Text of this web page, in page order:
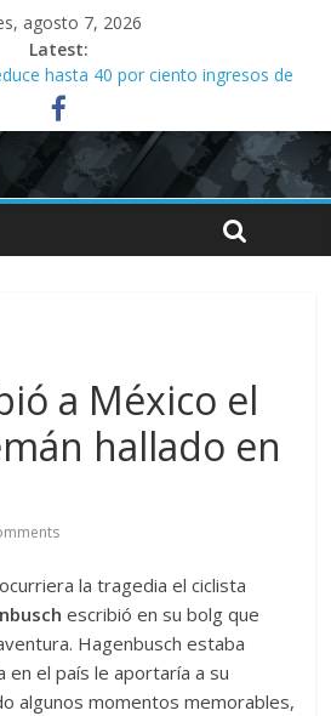
agosto 7, 2026
Latest:
hasta 40 por ciento ingresos de
en investigaciones por abuso
protesta en Yajalón
la organización de la Feria de San
el alcalde Ángel Torres
despido de entrenador y falta de
a México el
hallado en
la tragedia el ciclista
escribió en su bolg que
Hagenbusch estaba
en el país le aportaría a su
algunos momentos memorables,